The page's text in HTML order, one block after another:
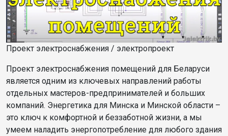
Проект электроснабжения / электропроект
Проект электроснабжения помещений для Беларуси
является одним из ключевых направлений работы
отдельных мастеров-предпринимателей и больших
компаний. Энергетика для Минска и Минской области –
это ключ к комфортной и беззаботной жизни, а мы
умеем наладить энергопотребление для любого здания